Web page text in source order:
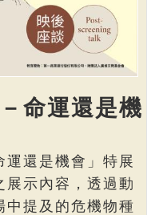
命運還是機
運還是機會」特展
展示內容，透過動
中提及的危機物種